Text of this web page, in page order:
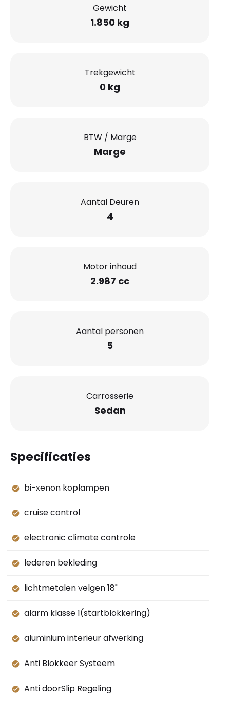
Gewicht
1.850 kg
Trekgewicht
0 kg
BTW / Marge
Marge
Aantal Deuren
4
Motor inhoud
2.987 cc
Aantal personen
5
Carrosserie
Sedan
Specificaties
bi-xenon koplampen
cruise control
electronic climate controle
lederen bekleding
lichtmetalen velgen 18"
alarm klasse 1(startblokkering)
aluminium interieur afwerking
Anti Blokkeer Systeem
Anti doorSlip Regeling